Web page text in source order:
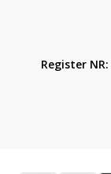
Register NR: